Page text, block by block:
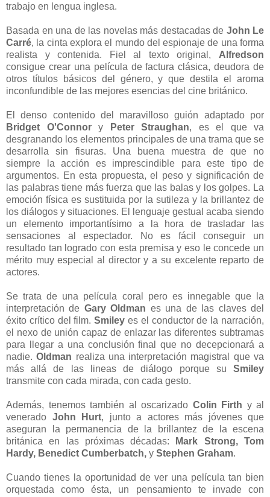
trabajo en lengua inglesa.
Basada en una de las novelas más destacadas de John Le
Carré, la cinta explora el mundo del espionaje de una forma
realista y contenida. Fiel al texto original, Alfredson
consigue crear una película de factura clásica, deudora de
otros títulos básicos del género, y que destila el aroma
inconfundible de las mejores esencias del cine británico.
El denso contenido del maravilloso guión adaptado por
Bridget O'Connory Peter Straughan, es el que va
desgranando los elementos principales de una trama que se
desarrolla sin fisuras. Una buena muestra de que no
siempre la acción es imprescindible para este tipo de
argumentos. En esta propuesta, el peso y significación de
las palabras tiene más fuerza que las balas y los golpes. La
emoción física es sustituida por la sutileza y la brillantez de
los diálogos y situaciones. El lenguaje gestual acaba siendo
un elemento importantísimo a la hora de trasladar las
sensaciones al espectador. No es fácil conseguir un
resultado tan logrado con esta premisa y eso le concede un
mérito muy especial al director y a su excelente reparto de
actores.
Se trata de una película coral pero es innegable que la
interpretación de Gary Oldman es una de las claves del
éxito crítico del film.Smiley es el conductor de la narración,
el nexo de unión capaz de enlazar las diferentes subtramas
para llegar a una conclusión final que no decepcionará a
nadie.Oldman realiza una interpretación magistral que va
más allá de las lineas de diálogo porque su Smiley
transmite con cada mirada, con cada gesto.
Además, tenemos también al oscarizado Colin Firth y al
venerado John Hurt, junto a actores más jóvenes que
aseguran la permanencia de la brillantez de la escena
británica en las próximas décadas:
Mark Strong, Tom
Hardy, Benedict Cumberbatch, y Stephen Graham.
Cuando tienes la oportunidad de ver una película tan bien
orquestada como ésta, un pensamiento te invade con